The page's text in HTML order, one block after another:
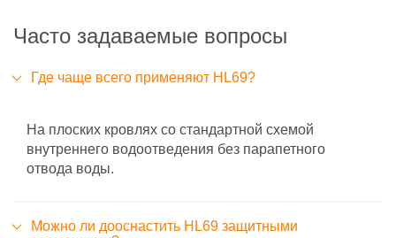
Часто задаваемые вопросы
Где чаще всего применяют HL69?
На плоских кровлях со стандартной схемой
внутреннего водоотведения без парапетного
отвода воды.
Можно ли дооснастить HL69 защитными